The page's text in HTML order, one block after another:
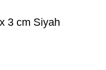
3 cm Siyah